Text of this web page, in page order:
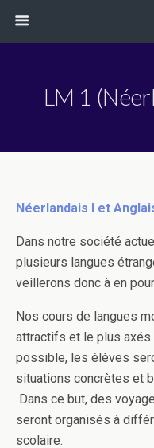
LM 1
Néerlandais I et
Dans notre société
plusieurs langues
veillerons donc à en
Nos cours de langues
attractifs et le plus axés
possible, les élèves
situations concrètes et
Dans ce but, des
seront organisés à
scolaire.